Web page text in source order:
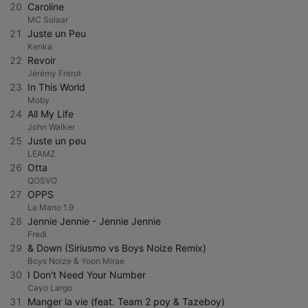
20 Caroline
MC Solaar
21 Juste un Peu
Kenka
22 Revoir
Jérémy Frerot
23 In This World
Moby
24 All My Life
John Walker
25 Juste un peu
LEAMZ
26 Otta
QOSVO
27 OPPS
La Mano 1.9
28 Jennie Jennie - Jennie Jennie
Fredi
29 & Down (Siriusmo vs Boys Noize Remix)
Boys Noize & Yoon Mirae
30 I Don't Need Your Number
Cayo Largo
31 Manger la vie (feat. Team 2 poy & Tazeboy)